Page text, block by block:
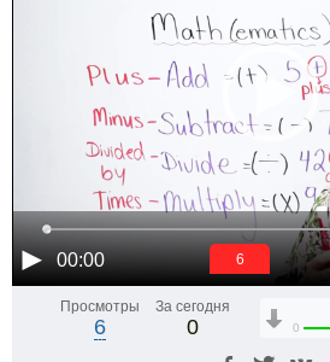
00:00 6
Просмотры
6
За сегодня
0 0